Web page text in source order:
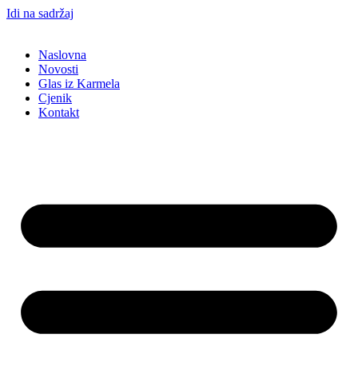
Idi na sadržaj
Naslovna
Novosti
Glas iz Karmela
Cjenik
Kontakt